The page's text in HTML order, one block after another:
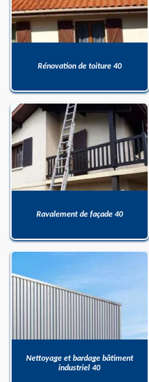
Rénovation de toiture 40
Ravalement de façade 40
Nettoyage et bardage bâtiment
industriel 40